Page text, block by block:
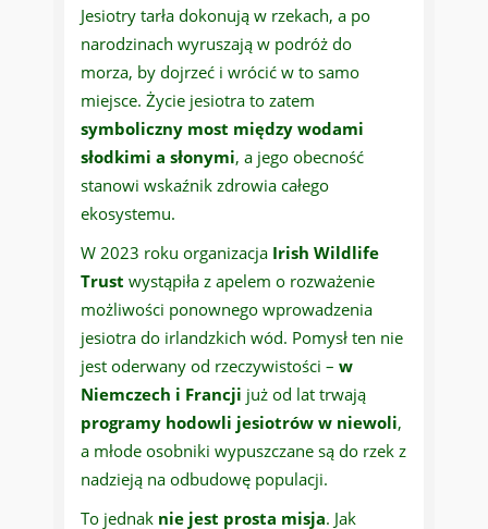
Jesiotry tarła dokonują w rzekach, a po
narodzinach wyruszają w podróż do
morza, by dojrzeć i wrócić w to samo
miejsce. Życie jesiotra to zatem
symboliczny most między wodami
słodkimi a słonymi, a jego obecność
stanowi wskaźnik zdrowia całego
ekosystemu.
W 2023 roku organizacja Irish Wildlife
Trust wystąpiła z apelem o rozważenie
możliwości ponownego wprowadzenia
jesiotra do irlandzkich wód. Pomysł ten nie
jest oderwany od rzeczywistości – w
Niemczech i Francji już od lat trwają
programy hodowli jesiotrów w niewoli,
a młode osobniki wypuszczane są do rzek z
nadzieją na odbudowę populacji.
To jednak nie jest prosta misja. Jak